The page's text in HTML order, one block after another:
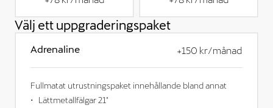
Välj ett uppgraderingspaket
Adrenaline +150 kr/månad
Fullmatat utrustningspaket innehållande bland annat
Lättmetallfälgar 21"